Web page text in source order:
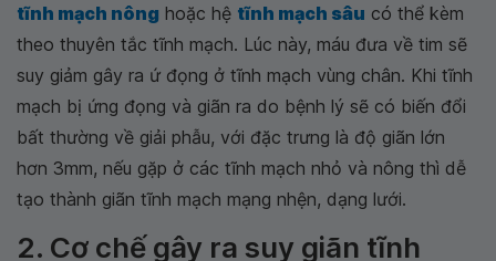
tĩnh mạch nông hoặc hệ tĩnh mạch sâu có thể kèm
theo thuyên tắc tĩnh mạch. Lúc này, máu đưa về tim sẽ
suy giảm gây ra ứ đọng ở tĩnh mạch vùng chân. Khi tĩnh
mạch bị ứng đọng và giãn ra do bệnh lý sẽ có biến đổi
bất thường về giải phẫu, với đặc trưng là độ giãn lớn
hơn 3mm, nếu gặp ở các tĩnh mạch nhỏ và nông thì dễ
tạo thành giãn tĩnh mạch mạng nhện, dạng lưới.
2. Cơ chế gây ra suy giãn tĩnh